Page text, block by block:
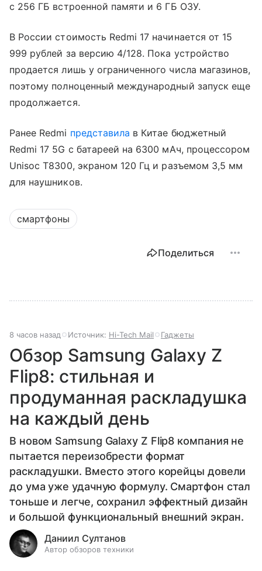
с 256 ГБ встроенной памяти и 6 ГБ ОЗУ.
В России стоимость Redmi 17 начинается от 15
999 рублей за версию 4/128. Пока устройство
продается лишь у ограниченного числа магазинов,
поэтому полноценный международный запуск еще
продолжается.
Ранее Redmi представила в Китае бюджетный
Redmi 17 5G с батареей на 6300 мАч, процессором
Unisoc T8300, экраном 120 Гц и разъемом 3,5 мм
для наушников.
смартфоны
Поделиться
8 часов назад Источник: Hi-Tech Mail Гаджеты
Обзор Samsung Galaxy Z
Flip8: стильная и
продуманная раскладушка
на каждый день
В новом Samsung Galaxy Z Flip8 компания не
пытается переизобрести формат
раскладушки. Вместо этого корейцы довели
до ума уже удачную формулу. Смартфон стал
тоньше и легче, сохранил эффектный дизайн
и большой функциональный внешний экран.
Даниил Султанов
Автор обзоров техники